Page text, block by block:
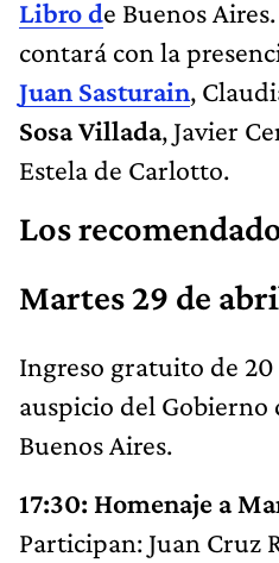
Libro de Buenos
contará con la
Juan Sasturain,
Sosa Villada, Javier
Estela de Carlotto.
Los
Martes 29 de
Ingreso gratuito de 20
auspicio del Gobierno
Buenos Aires.
17:30: Homenaje a
Participan: Juan Cruz